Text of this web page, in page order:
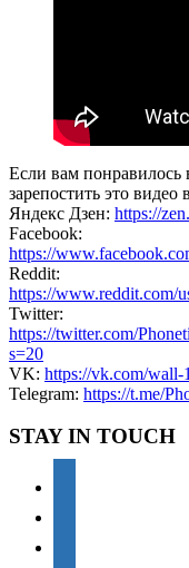
Если вам понравилось
зарепостить это видео
Яндекс Дзен: https://
Facebook:
https://
Rеddit:
https://www.reddit.com/
Twitter:
https://twitter.com/
s=20
VK: https://vk.com/wall-
Telegram: https://t.me/
STAY IN TOUCH